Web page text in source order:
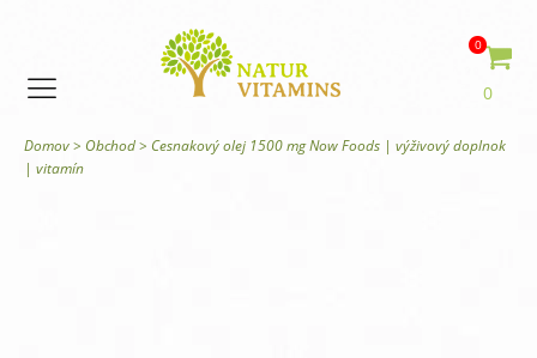
0
0
Domov> Obchod> Cesnakový olej 1500 mg Now Foods | výživový doplnok
| vitamín